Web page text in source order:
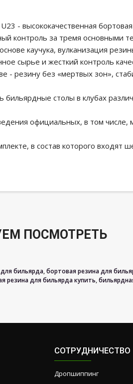
- высококачественная
контроль за тремя основными
каучука, вулканизация
сырье и жесткий контроль
- резину без «мертвых зон»,
столы в клубах
официальных, в том числе,
в состав которого входят
ПОСМОТРЕТЬ
бильярда,бортовая резина для
резина для бильярда купить,
СОТРУДНИЧЕСТВО
Дропшиппинг